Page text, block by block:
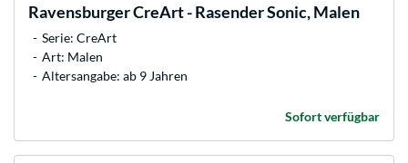
RavensburgerCreArt - Rasender Sonic, Malen
Serie: CreArt
Art: Malen
Altersangabe: ab 9 Jahren
Sofort verfügbar